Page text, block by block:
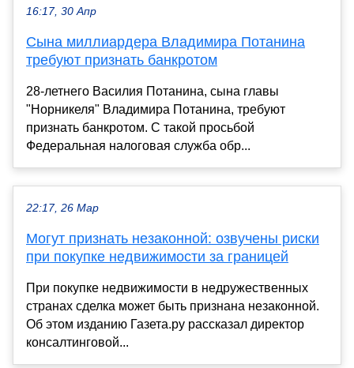
16:17, 30 Апр
Сына миллиардера Владимира Потанина
требуют признать банкротом
28-летнего Василия Потанина, сына главы
"Норникеля" Владимира Потанина, требуют
признать банкротом. С такой просьбой
Федеральная налоговая служба обр...
22:17, 26 Мар
Могут признать незаконной: озвучены риски
при покупке недвижимости за границей
При покупке недвижимости в недружественных
странах сделка может быть признана незаконной.
Об этом изданию Газета.ру рассказал директор
консалтинговой...